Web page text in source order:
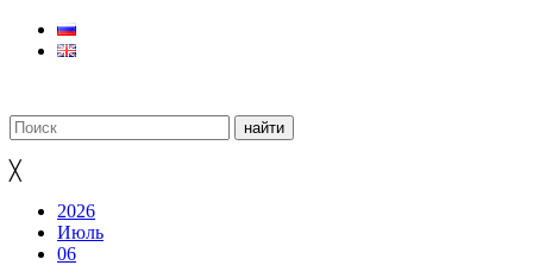
╳
2026
Июль
06